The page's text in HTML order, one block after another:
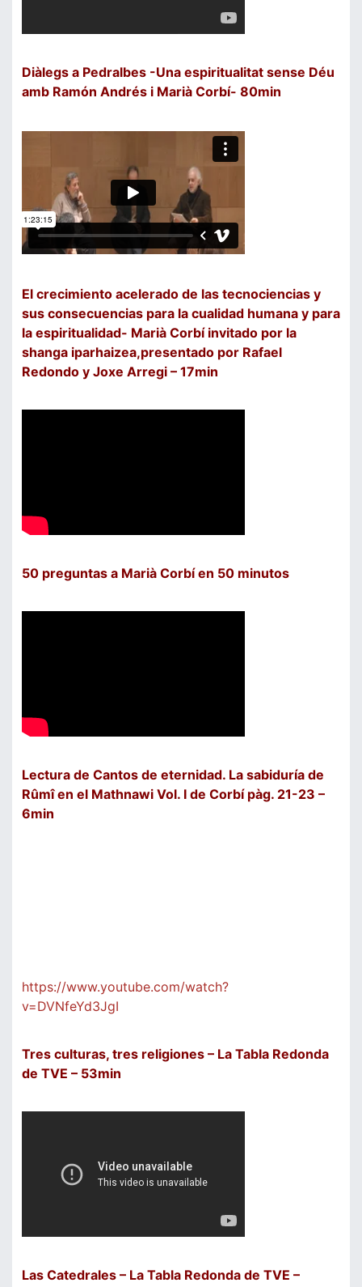
Diàlegs a Pedralbes -Una espiritualitat sense Déu
amb Ramón Andrés i Marià Corbí- 80min
El crecimiento acelerado de las tecnociencias y
sus consecuencias para la cualidad humana y para
la espiritualidad- Marià Corbí invitado por la
shanga iparhaizea,presentado por Rafael
Redondo y Joxe Arregi – 17min
50 preguntas a Marià Corbí en 50 minutos
Lectura de Cantos de eternidad. La sabiduría de
Rûmî en el Mathnawi Vol. I de Corbí pàg. 21-23 –
6min
https://www.youtube.com/watch?
v=DVNfeYd3JgI
Tres culturas, tres religiones – La Tabla Redonda
de TVE – 53min
Las Catedrales – La Tabla Redonda de TVE –